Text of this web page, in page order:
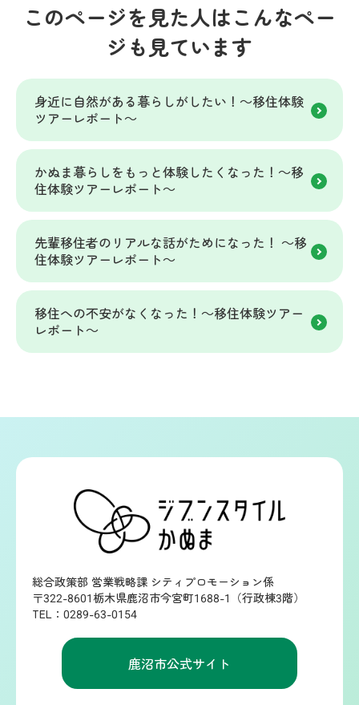
このページを見た人はこんなペー
ジも見ています
身近に自然がある暮らしがしたい！～移住体験
ツアーレポート～
かぬま暮らしをもっと体験したくなった！～移
住体験ツアーレポート～
先輩移住者のリアルな話がためになった！ ～移
住体験ツアーレポート～
移住への不安がなくなった！～移住体験ツアー
レポート～
総合政策部 営業戦略課 シティプロモーション係
〒322-8601栃木県鹿沼市今宮町1688-1（行政棟3階）
TEL：0289-63-0154
鹿沼市公式サイト